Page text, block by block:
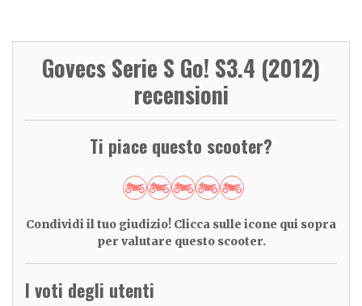
Govecs Serie S Go! S3.4 (2012)
recensioni
Ti piace questo scooter?
Condividi il tuo giudizio! Clicca sulle icone qui sopra
per valutare questo scooter.
I voti degli utenti